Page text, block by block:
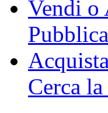
Vendi
Cerca